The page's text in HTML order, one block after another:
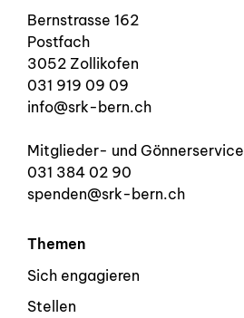
Bernstrasse 162
Postfach
3052 Zollikofen
031 919 09 09
info@srk-bern.ch
Mitglieder- und Gönnerservice
031 384 02 90
spenden@srk-bern.ch
Themen
Sich engagieren
Stellen